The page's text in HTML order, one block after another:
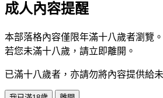
成人內容提醒
本部落格內容僅限年滿十八歲者瀏覽。
若您未滿十八歲，請立即離開。
已滿十八歲者，亦請勿將內容提供給